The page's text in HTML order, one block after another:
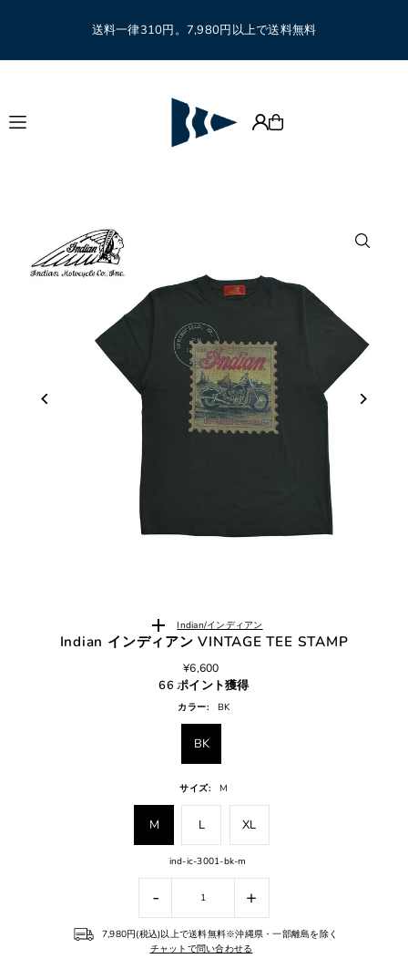
Translation missing: ja.accessibility.skip_to_text
送料一律310円。7,980円以上で送料無料
Indian/インディアン
Indian インディアン VINTAGE TEE STAMP
¥6,600
66 ポイント獲得
カラー: BK
BK
サイズ: M
M L XL
ind-ic-3001-bk-m
- +
7,980円(税込)以上で送料無料※沖縄県・一部離島を除く
チャットで問い合わせる